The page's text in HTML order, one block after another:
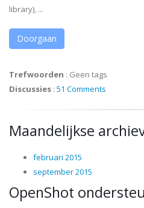
library), ...
Doorgaan
Trefwoorden : Geen tags
Discussies : 51 Comments
Maandelijkse
februari 2015
september 2015
OpenShot